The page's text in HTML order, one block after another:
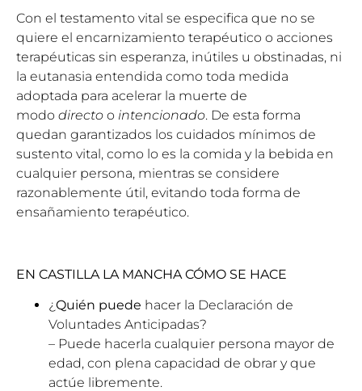
Con el testamento vital se especifica que no se
quiere el encarnizamiento terapéutico o acciones
terapéuticas sin esperanza, inútiles u obstinadas, ni
la eutanasia entendida como toda medida
adoptada para acelerar la muerte de
modo directo o inten­cionado. De esta forma
quedan garantizados los cuidados mínimos de
sustento vital, como lo es la comida y la bebida en
cualquier persona, mientras se considere
razonable­mente útil, evitando toda forma de
ensañamiento terapéutico.
EN CASTILLA LA MANCHA CÓMO SE HACE
¿Quién puede hacer la Declaración de
Voluntades Anticipadas?
– Puede hacerla cualquier persona mayor de
edad, con plena capacidad de obrar y que
actúe libremente.